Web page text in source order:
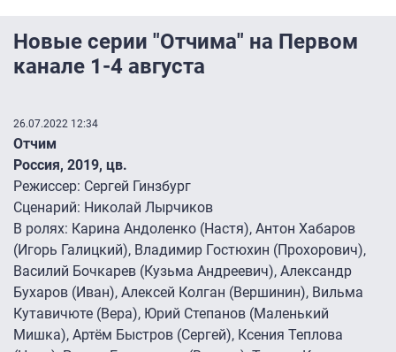
Новые серии "Отчима" на Первом
канале 1-4 августа
26.07.2022 12:34
Отчим
Россия, 2019, цв.
Режиссер: Сергей Гинзбург
Сценарий: Николай Лырчиков
В ролях: Карина Андоленко (Настя), Антон Хабаров
(Игорь Галицкий), Владимир Гостюхин (Прохорович),
Василий Бочкарев (Кузьма Андреевич), Александр
Бухаров (Иван), Алексей Колган (Вершинин), Вильма
Кутавичюте (Вера), Юрий Степанов (Маленький
Мишка), Артём Быстров (Сергей), Ксения Теплова